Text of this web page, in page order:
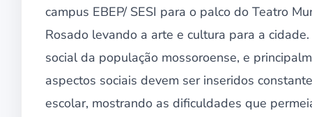
campus EBEP/ SESI para o palco do Teatro
Rosado levando a arte e cultura para a
social da população mossoroense, e
aspectos sociais devem ser inseridos
escolar, mostrando as dificuldades que